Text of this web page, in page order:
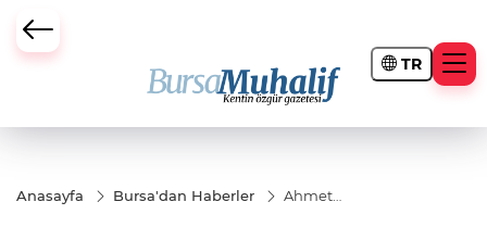
TR
Büyükşehir Darbesi
Anasayfa Bursa'dan Haberler
Ahmet